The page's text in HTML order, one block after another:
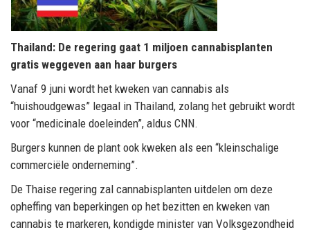
Thailand: De regering gaat 1 miljoen cannabisplanten
gratis weggeven aan haar burgers
Vanaf 9 juni wordt het kweken van cannabis als
“huishoudgewas” legaal in Thailand, zolang het gebruikt wordt
voor “medicinale doeleinden”, aldus CNN.
Burgers kunnen de plant ook kweken als een “kleinschalige
commerciële onderneming”.
De Thaise regering zal cannabisplanten uitdelen om deze
opheffing van beperkingen op het bezitten en kweken van
cannabis te markeren, kondigde minister van Volksgezondheid